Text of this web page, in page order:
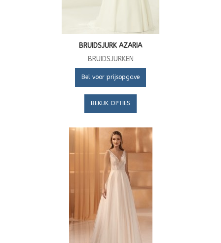
BRUIDSJURK AZARIA
BRUIDSJURKEN
Bel voor prijsopgave
BEKIJK OPTIES